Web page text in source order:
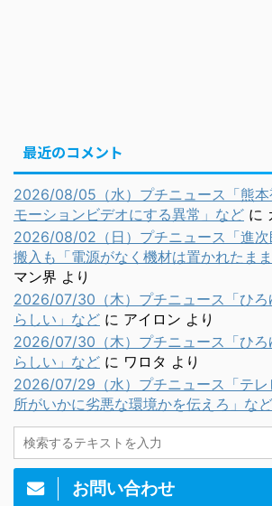
最近のコメント
2026/08/05（水）プチニュース「熊本
モーションビデオにする異常」など に
2026/08/02（日）プチニュース「進次
搬入も「電源がなく機材は置かれたま
マン界 より
2026/07/30（木）プチニュース「ひろ
らしい」など に アイロン より
2026/07/30（木）プチニュース「ひろ
らしい」など に ワロタ より
2026/07/29（水）プチニュース「テレ
所がいかに劣悪な環境かを伝えろ」など
お問い合わせ